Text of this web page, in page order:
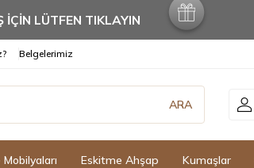
İÇİN LÜTFEN TIKLAYIN
Belgelerimiz
ARA
Eskitme Ahşap Kumaşlar